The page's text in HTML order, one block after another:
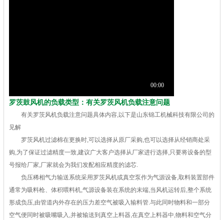
罗茨鼓风机的负载类型：有关罗茨风机负载注意问题
有关罗茨风机负载注意问题具体内容,以下是山东锦工机械科技有限公司的
见解
罗茨风机过滤棉在更换时,可以选择从原厂采购,也可以选择从经销商处采
购,为了保证过滤精度一致,建议广大客户选择从厂家进行选择,只要将设备的型
号报给厂家,厂家就会为我们发配相应精度的滤芯.
负压稀相气力输送系统采用罗茨风机或真空泵作为气源设备,取料装置部件
通常为吸料枪、体积喂料机,气源设备装在系统的末端,当风机运转后,整个系统
形成负压,由管道内外存在的压力差空气被吸入输料管.与此同时物料和一部分
空气便同时被吸嘴吸入,并被输送到真空上料器,在真空上料器中,物料和空气分